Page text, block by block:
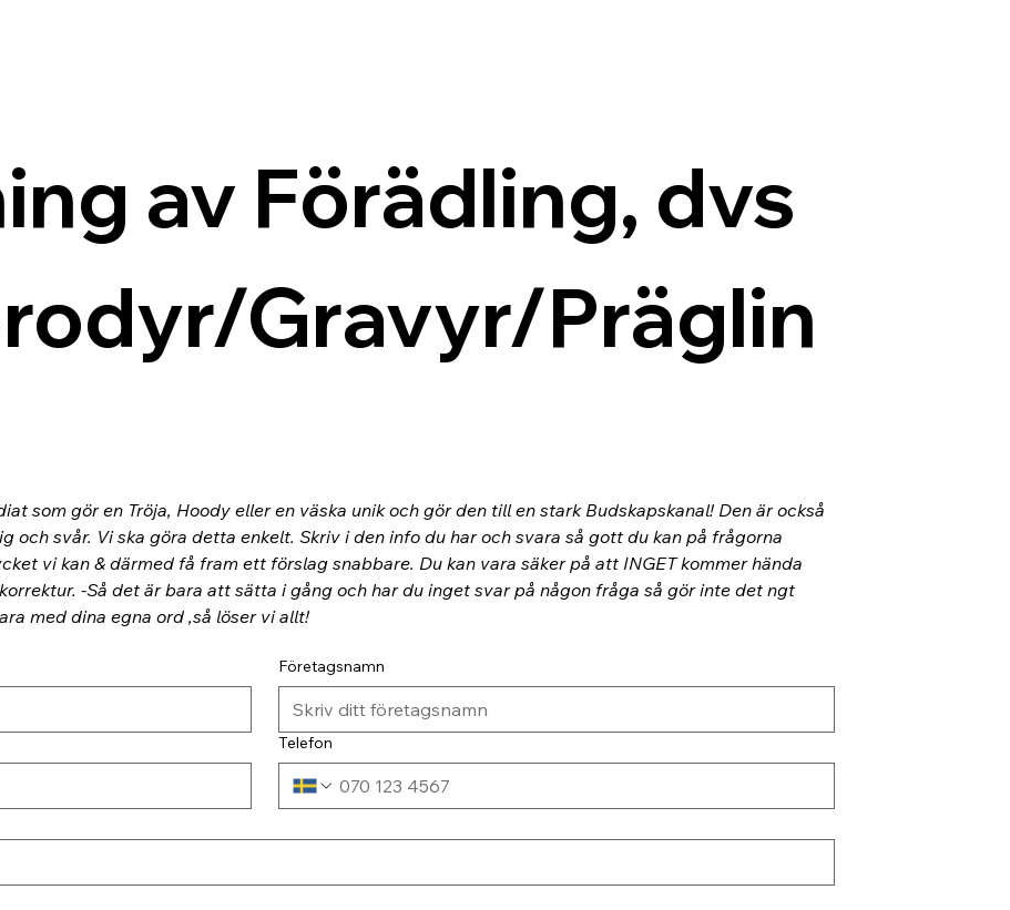
av Förädling, dvs
Gravyr/Präglin
som gör en Tröja, Hoody eller en väska unik och gör den till en stark Budskapskanal! Den är också
och svår. Vi ska göra detta enkelt. Skriv i den info du har och svara så gott du kan på frågorna
vi kan & därmed få fram ett förslag snabbare. Du kan vara säker på att INGET kommer hända
-Så det är bara att sätta i gång och har du inget svar på någon fråga så gör inte det ngt
med dina egna ord ,så löser vi allt!
Företagsnamn
Telefon